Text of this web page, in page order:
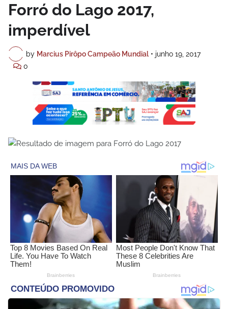
Forró do Lago 2017,
imperdível
by Marcius Pirôpo Campeão Mundial • junho 19, 2017
0